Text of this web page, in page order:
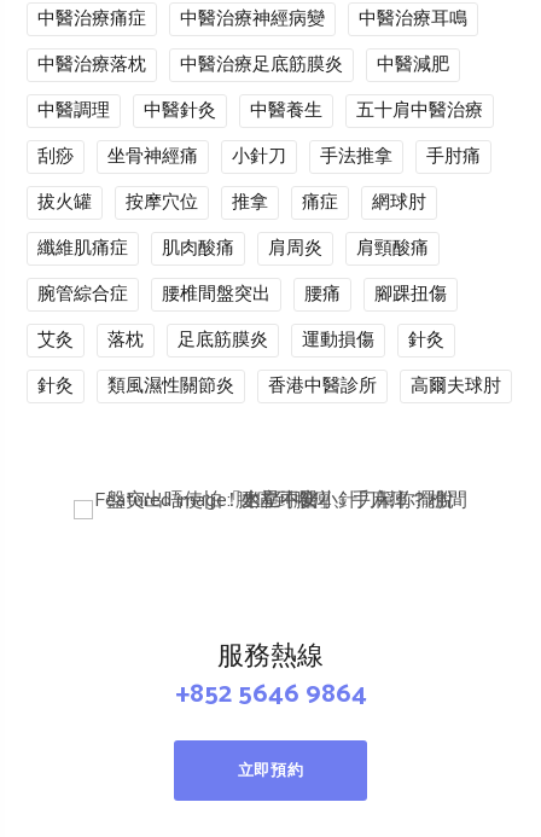
中醫治療痛症
中醫治療神經病變
中醫治療耳鳴
中醫治療落枕
中醫治療足底筋膜炎
中醫減肥
中醫調理
中醫針灸 中醫養生
五十肩中醫治療
刮痧
坐骨神經痛 小針刀 手法推拿
手肘痛
拔火罐
按摩穴位 推拿 痛症
網球肘
纖維肌痛症
肌肉酸痛 肩周炎
肩頸酸痛
腕管綜合症
腰椎間盤突出 腰痛
腳踝扭傷
艾灸
落枕 足底筋膜炎 運動損傷
針灸
針灸
類風濕性關節炎 香港中醫診所 高爾夫球肘
服務熱線
+852 5646 9864
立即預約